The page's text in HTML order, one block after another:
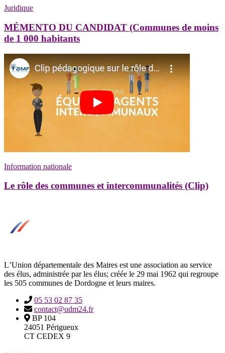
Juridique
MÉMENTO DU CANDIDAT (Communes de moins
de 1 000 habitants
Information nationale
Le rôle des communes et intercommunalités (Clip)
LʼUnion départementale des Maires est une association au service
des élus, administrée par les élus; créée le 29 mai 1962 qui regroupe
les 505 communes de Dordogne et leurs maires.
05 53 02 87 35
contact@udm24.fr
BP 104
24051 Périgueux
CT CEDEX 9